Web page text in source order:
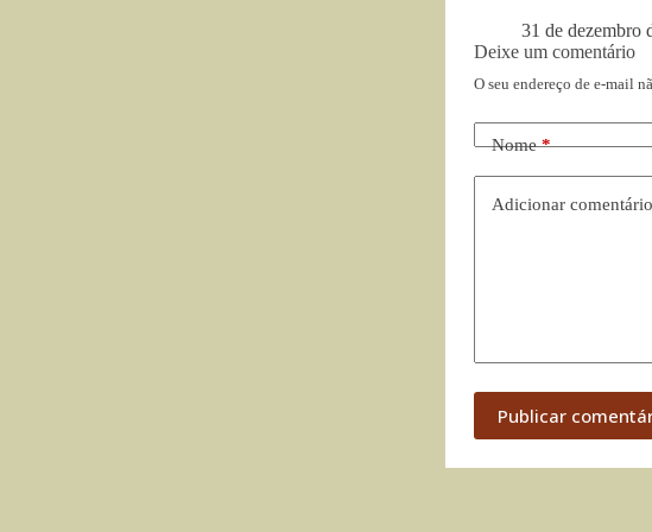
31 de dezembro
Deixe um comentário
O seu endereço de e-mail
Nome*
Adicionar comentário
Publicar